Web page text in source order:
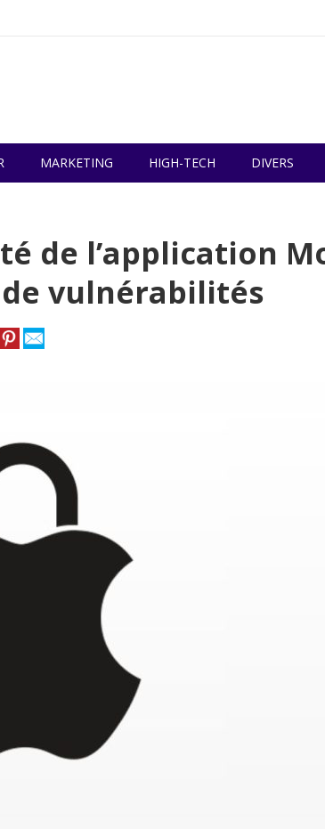
MARKETING HIGH-TECH DIVERS
de l’application
de vulnérabilités